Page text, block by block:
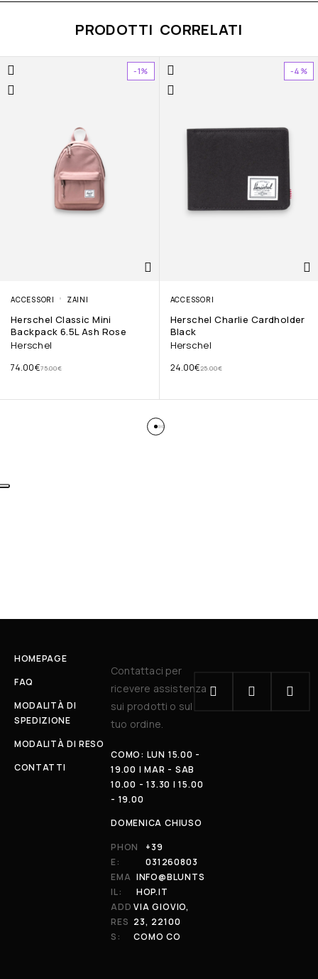
PRODOTTI CORRELATI
-1%
ACCESSORI ZAINI
Herschel Classic Mini
Backpack 6.5L Ash Rose
Herschel
75.00€
74.00€
-4%
ACCESSORI
Herschel Charlie Cardholder
Black
Herschel
25.00€
24.00€
HOMEPAGE
FAQ
MODALITÀ DI
SPEDIZIONE
MODALITÀ DI RESO
CONTATTI
Contattaci per
ricevere assistenza
sui prodotti o sul
tuo ordine.
COMO: LUN 15.00 -
19.00 | MAR - SAB
10.00 - 13.30 | 15.00
- 19.00
DOMENICA CHIUSO
PHON
E:
+39
031260803
EMA
IL:
INFO@BLUNTS
HOP.IT
ADD
RES
S:
VIA GIOVIO,
23, 22100
COMO CO